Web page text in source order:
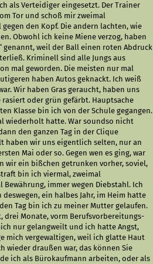
als Verteidiger eingesetzt. Der Trainer
Tor und schoß mir zweimal
den Kopf. Die andern lachten, wie
Obwohl ich keine Miene verzog, haben
genannt, weil der Ball einen roten Abdruck
Kriminell sind alle Jungs aus
mal geworden. Die meisten nur mal
haben Autos geknackt. Ich weiß
Wir haben Gras geraucht, haben uns
oder grün gefärbt. Hauptsache
Klasse bin ich von der Schule gegangen.
wie­der­holt hatte. War soundso nicht
den ganzen Tag in der Clique
haben wir uns eigentlich selten, nur an
Mai oder so. Gegen wen es ging, war
wir ein bißchen getrunken vorher, soviel,
bin ich viermal, zweimal
Bewährung, immer wegen Diebstahl. Ich
ein halbes Jahr, im Heim hatte
Tag bin ich zu meiner Mutter gelaufen.
drei Monate, vorm Be­rufsvor­be­rei­tungs­
nur gelangweilt und ich hatte Angst,
mich vergewaltigen, weil ich glatte Haut
wieder draußen war, das können Sie
ich als Büro­kaufmann arbeiten, oder als